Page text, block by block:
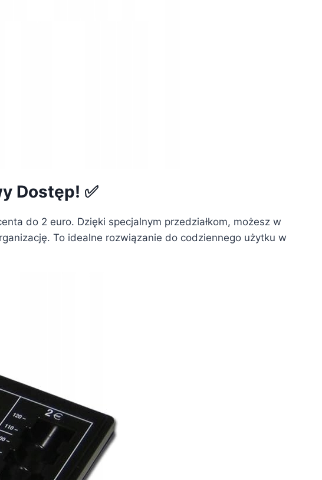
Dostęp! ✅
do 2 euro. Dzięki specjalnym przedziałkom, możesz w
To idealne rozwiązanie do codziennego użytku w